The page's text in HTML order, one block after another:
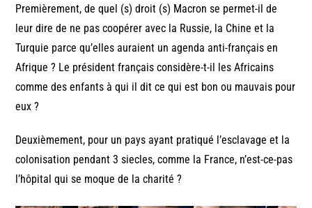
Premièrement, de quel (s) droit (s) Macron se permet-il de
leur dire de ne pas coopérer avec la Russie, la Chine et la
Turquie parce qu’elles auraient un agenda anti-français en
Afrique ? Le président français considère-t-il les Africains
comme des enfants à qui il dit ce qui est bon ou mauvais pour
eux ?
Deuxièmement, pour un pays ayant pratiqué l’esclavage et la
colonisation pendant 3 siecles, comme la France, n’est-ce-pas
l’hôpital qui se moque de la charité ?